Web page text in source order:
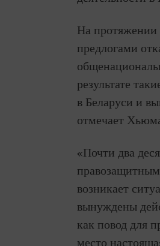
На протяжении
предлогами
результате
в Беларуси и
отмечает
«Почти два
возникает
вынуждены
как повод для
место